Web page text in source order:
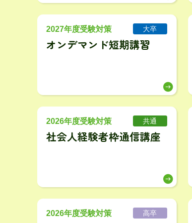
2027年度受験対策 大卒
オンデマンド短期講習
2026年度受験対策 共通
社会人経験者枠通信講座
2026年度受験対策 高卒